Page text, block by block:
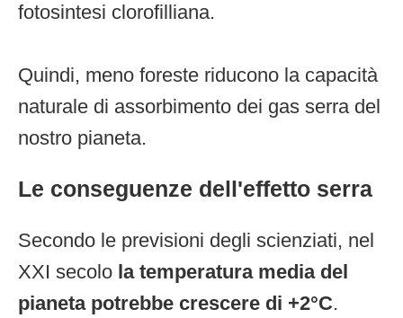
fotosintesi clorofilliana.
Quindi, meno foreste riducono la capacità
naturale di assorbimento dei gas serra del
nostro pianeta.
Le conseguenze dell'effetto serra
Secondo le previsioni degli scienziati, nel
XXI secolo la temperatura media del
pianeta potrebbe crescere di +2°C.